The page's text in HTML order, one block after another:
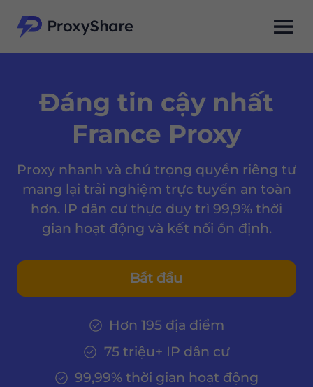
Đáng tin cậy nhất
France Proxy
Proxy nhanh và chú trọng quyền riêng tư
mang lại trải nghiệm trực tuyến an toàn
hơn. IP dân cư thực duy trì 99,9% thời
gian hoạt động và kết nối ổn định.
Bắt đầu
Hơn 195 địa điểm
75 triệu+ IP dân cư
99,99% thời gian hoạt động